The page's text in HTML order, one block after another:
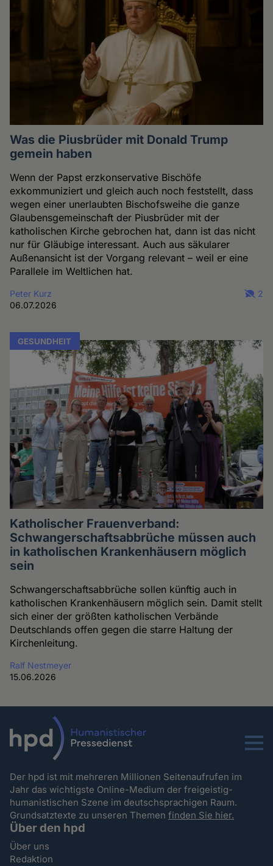
Was die Piusbrüder mit Donald Trump
gemein haben
Wenn der Papst erzkonservative Bischöfe
exkommuniziert und gleich auch noch feststellt, dass
wegen einer unerlaubten Bischofsweihe die ganze
Glaubensgemeinschaft der Piusbrüder mit der
katholischen Kirche gebrochen hat, dann ist das nicht
nur für Gläubige interessant. Auch aus säkularer
Außenansicht ist der Vorgang relevant – weil er eine
Parallele im Weltlichen hat.
Peter Kurz
06.07.2026
2
GESUNDHEIT
Katholischer Frauenverband:
Schwangerschaftsabbrüche müssen auch
in katholischen Krankenhäusern möglich
sein
Schwangerschaftsabbrüche sollen künftig auch in
katholischen Krankenhäusern möglich sein. Damit stellt
sich einer der größten katholischen Verbände
Deutschlands offen gegen die starre Haltung der
Kirchenleitung.
Ralf Nestmeyer
15.06.2026
Menu
Der hpd ist mit mehreren Millionen Seitenaufrufen im
Jahr das wichtigste Online-Medium der freigeistig-
humanistischen Szene im deutschsprachigen Raum.
Grundsatztexte zu unseren Themenfinden Sie hier.
Über den hpd
Über uns
Redaktion